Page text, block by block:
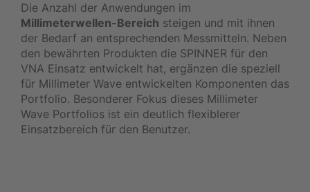
Die Anzahl der Anwendungen im
Millimeterwellen-Bereich steigen und mit ihnen
der Bedarf an entsprechenden Messmitteln. Neben
den bewährten Produkten die SPINNER für den
VNA Einsatz entwickelt hat, ergänzen die speziell
für Millimeter Wave entwickelten Komponenten das
Portfolio. Besonderer Fokus dieses Millimeter
Wave Portfolios ist ein deutlich flexiblerer
Einsatzbereich für den Benutzer.